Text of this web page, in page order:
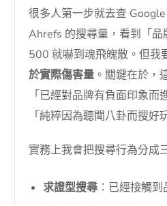
很多人第一步就去查
Ahrefs 的搜尋量，看到「
500 就嚇到魂飛魄散。但我
於實際傷害量 。關鍵在於，
「已經對品牌有負面印象
「純粹因為聽聞八卦而搜好
實務上我會把搜尋行為分成
求證型搜尋 ：已經接觸